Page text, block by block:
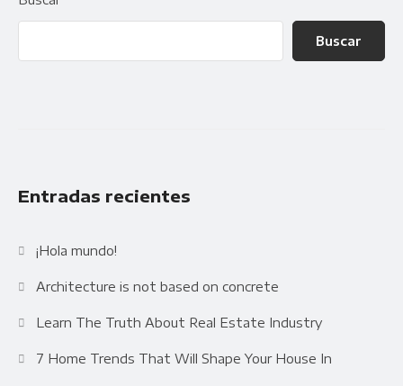
Buscar
Entradas recientes
¡Hola mundo!
Architecture is not based on concrete
Learn The Truth About Real Estate Industry
7 Home Trends That Will Shape Your House In